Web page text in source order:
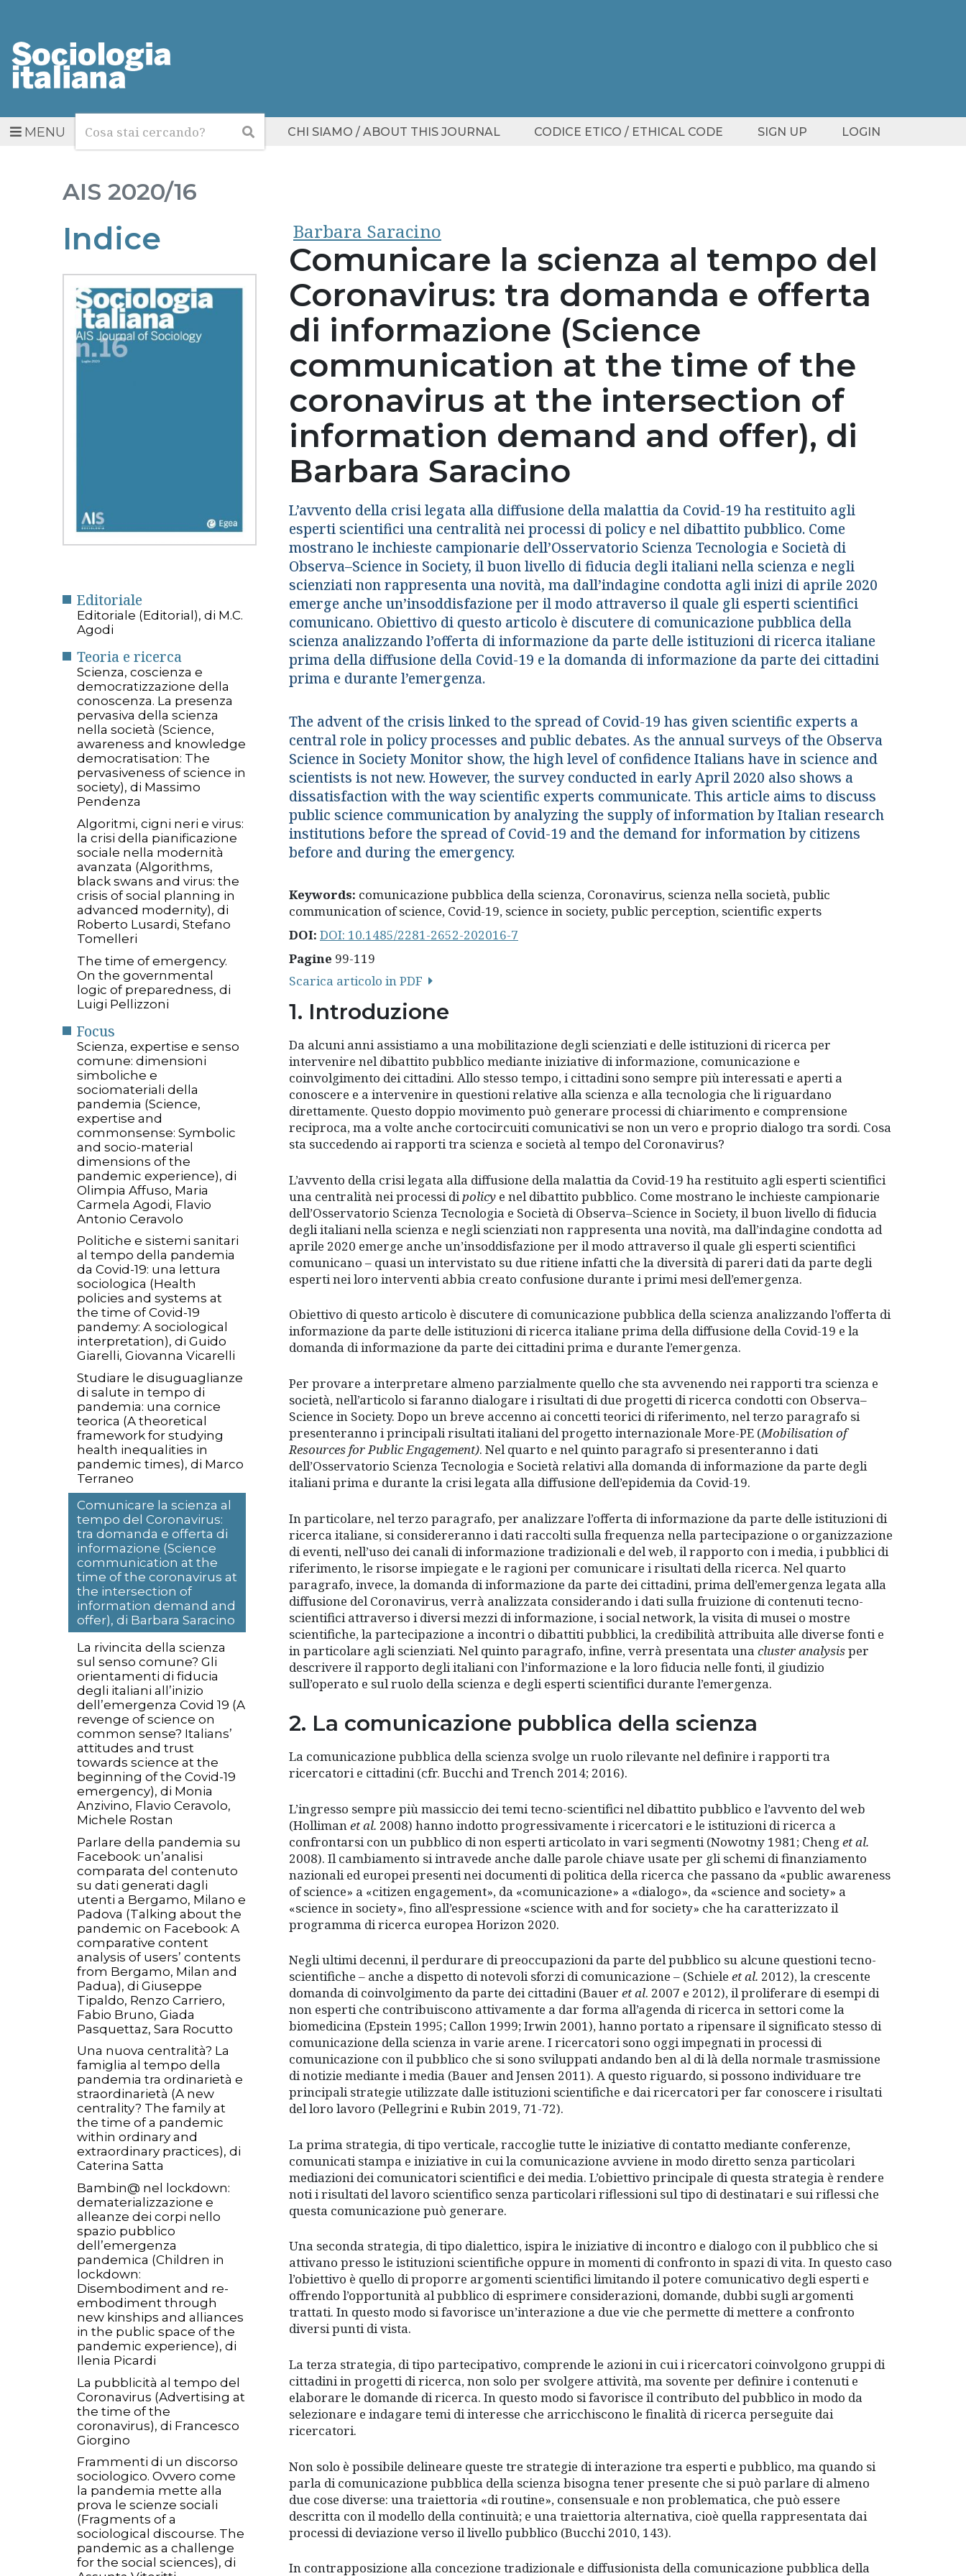
MENUCerca Cerca CHI SIAMO / ABOUT THIS JOURNAL CODICE ETICO / ETHICAL CODE SIGN UP LOGIN
AIS 2020/16
Indice
Editoriale
Editoriale (Editorial), di M.C.
Agodi
Teoria e ricerca
Scienza, coscienza e
democratizzazione della
conoscenza. La presenza
pervasiva della scienza
nella società (Science,
awareness and knowledge
democratisation: The
pervasiveness of science in
society), di Massimo
Pendenza
Algoritmi, cigni neri e virus:
la crisi della pianificazione
sociale nella modernità
avanzata (Algorithms,
black swans and virus: the
crisis of social planning in
advanced modernity), di
Roberto Lusardi, Stefano
Tomelleri
The time of emergency.
On the governmental
logic of preparedness, di
Luigi Pellizzoni
Focus
Scienza, expertise e senso
comune: dimensioni
simboliche e
sociomateriali della
pandemia (Science,
expertise and
commonsense: Symbolic
and socio-material
dimensions of the
pandemic experience), di
Olimpia Affuso, Maria
Carmela Agodi, Flavio
Antonio Ceravolo
Politiche e sistemi sanitari
al tempo della pandemia
da Covid-19: una lettura
sociologica (Health
policies and systems at
the time of Covid-19
pandemy: A sociological
interpretation), di Guido
Giarelli, Giovanna Vicarelli
Studiare le disuguaglianze
di salute in tempo di
pandemia: una cornice
teorica (A theoretical
framework for studying
health inequalities in
pandemic times), di Marco
Terraneo
Comunicare la scienza al
tempo del Coronavirus:
tra domanda e offerta di
informazione (Science
communication at the
time of the coronavirus at
the intersection of
information demand and
offer), di Barbara Saracino
La rivincita della scienza
sul senso comune? Gli
orientamenti di fiducia
degli italiani all’inizio
dell’emergenza Covid 19 (A
revenge of science on
common sense? Italians’
attitudes and trust
towards science at the
beginning of the Covid-19
emergency), di Monia
Anzivino, Flavio Ceravolo,
Michele Rostan
Parlare della pandemia su
Facebook: un’analisi
comparata del contenuto
su dati generati dagli
utenti a Bergamo, Milano e
Padova (Talking about the
pandemic on Facebook: A
comparative content
analysis of users’ contents
from Bergamo, Milan and
Padua), di Giuseppe
Tipaldo, Renzo Carriero,
Fabio Bruno, Giada
Pasquettaz, Sara Rocutto
Una nuova centralità? La
famiglia al tempo della
pandemia tra ordinarietà e
straordinarietà (A new
centrality? The family at
the time of a pandemic
within ordinary and
extraordinary practices), di
Caterina Satta
Bambin@ nel lockdown:
dematerializzazione e
alleanze dei corpi nello
spazio pubblico
dell’emergenza
pandemica (Children in
lockdown:
Disembodiment and re-
embodiment through
new kinships and alliances
in the public space of the
pandemic experience), di
Ilenia Picardi
La pubblicità al tempo del
Coronavirus (Advertising at
the time of the
coronavirus), di Francesco
Giorgino
Frammenti di un discorso
sociologico. Ovvero come
la pandemia mette alla
prova le scienze sociali
(Fragments of a
sociological discourse. The
pandemic as a challenge
for the social sciences), di
Barbara Saracino
Comunicare la scienza al tempo del
Coronavirus: tra domanda e offerta
di informazione (Science
communication at the time of the
coronavirus at the intersection of
information demand and offer), di
Barbara Saracino
L’avvento della crisi legata alla diffusione della malattia da Covid-19 ha restituito agli
esperti scientifici una centralità nei processi di policy e nel dibattito pubblico. Come
mostrano le inchieste campionarie dell’Osservatorio Scienza Tecnologia e Società di
Observa–Science in Society, il buon livello di fiducia degli italiani nella scienza e negli
scienziati non rappresenta una novità, ma dall’indagine condotta agli inizi di aprile 2020
emerge anche un’insoddisfazione per il modo attraverso il quale gli esperti scientifici
comunicano. Obiettivo di questo articolo è discutere di comunicazione pubblica della
scienza analizzando l’offerta di informazione da parte delle istituzioni di ricerca italiane
prima della diffusione della Covid-19 e la domanda di informazione da parte dei cittadini
prima e durante l’emergenza.
The advent of the crisis linked to the spread of Covid-19 has given scientific experts a
central role in policy processes and public debates. As the annual surveys of the Observa
Science in Society Monitor show, the high level of confidence Italians have in science and
scientists is not new. However, the survey conducted in early April 2020 also shows a
dissatisfaction with the way scientific experts communicate. This article aims to discuss
public science communication by analyzing the supply of information by Italian research
institutions before the spread of Covid-19 and the demand for information by citizens
before and during the emergency.
Keywords: comunicazione pubblica della scienza, Coronavirus, scienza nella società, public
communication of science, Covid-19, science in society, public perception, scientific experts
DOI: DOI: 10.1485/2281-2652-202016-7
Pagine 99-119
Scarica articolo in PDF
1. Introduzione
Da alcuni anni assistiamo a una mobilitazione degli scienziati e delle istituzioni di ricerca per
intervenire nel dibattito pubblico mediante iniziative di informazione, comunicazione e
coinvolgimento dei cittadini. Allo stesso tempo, i cittadini sono sempre più interessati e aperti a
conoscere e a intervenire in questioni relative alla scienza e alla tecnologia che li riguardano
direttamente. Questo doppio movimento può generare processi di chiarimento e comprensione
reciproca, ma a volte anche cortocircuiti comunicativi se non un vero e proprio dialogo tra sordi. Cosa
sta succedendo ai rapporti tra scienza e società al tempo del Coronavirus?
L’avvento della crisi legata alla diffusione della malattia da Covid-19 ha restituito agli esperti scientifici
una centralità nei processi dipolicy e nel dibattito pubblico. Come mostrano le inchieste campionarie
dell’Osservatorio Scienza Tecnologia e Società di Observa–Science in Society, il buon livello di fiducia
degli italiani nella scienza e negli scienziati non rappresenta una novità, ma dall’indagine condotta ad
aprile 2020 emerge anche un’insoddisfazione per il modo attraverso il quale gli esperti scientifici
comunicano – quasi un intervistato su due ritiene infatti che la diversità di pareri dati da parte degli
esperti nei loro interventi abbia creato confusione durante i primi mesi dell’emergenza.
Obiettivo di questo articolo è discutere di comunicazione pubblica della scienza analizzando l’offerta di
informazione da parte delle istituzioni di ricerca italiane prima della diffusione della Covid-19 e la
domanda di informazione da parte dei cittadini prima e durante l’emergenza.
Per provare a interpretare almeno parzialmente quello che sta avvenendo nei rapporti tra scienza e
società, nell’articolo si faranno dialogare i risultati di due progetti di ricerca condotti con Observa–
Science in Society. Dopo un breve accenno ai concetti teorici di riferimento, nel terzo paragrafo si
presenteranno i principali risultati italiani del progetto internazionale More-PE (Mobilisation of
Resources for Public Engagement). Nel quarto e nel quinto paragrafo si presenteranno i dati
dell’Osservatorio Scienza Tecnologia e Società relativi alla domanda di informazione da parte degli
italiani prima e durante la crisi legata alla diffusione dell’epidemia da Covid-19.
In particolare, nel terzo paragrafo, per analizzare l’offerta di informazione da parte delle istituzioni di
ricerca italiane, si considereranno i dati raccolti sulla frequenza nella partecipazione o organizzazione
di eventi, nell’uso dei canali di informazione tradizionali e del web, il rapporto con i media, i pubblici di
riferimento, le risorse impiegate e le ragioni per comunicare i risultati della ricerca. Nel quarto
paragrafo, invece, la domanda di informazione da parte dei cittadini, prima dell’emergenza legata alla
diffusione del Coronavirus, verrà analizzata considerando i dati sulla fruizione di contenuti tecno-
scientifici attraverso i diversi mezzi di informazione, i social network, la visita di musei o mostre
scientifiche, la partecipazione a incontri o dibattiti pubblici, la credibilità attribuita alle diverse fonti e
in particolare agli scienziati. Nel quinto paragrafo, infine, verrà presentata una cluster analysisper
descrivere il rapporto degli italiani con l’informazione e la loro fiducia nelle fonti, il giudizio
sull’operato e sul ruolo della scienza e degli esperti scientifici durante l’emergenza.
2. La comunicazione pubblica della scienza
La comunicazione pubblica della scienza svolge un ruolo rilevante nel definire i rapporti tra
ricercatori e cittadini (cfr. Bucchi and Trench 2014; 2016).
L’ingresso sempre più massiccio dei temi tecno-scientifici nel dibattito pubblico e l’avvento del web
(Hollimanet al. 2008) hanno indotto progressivamente i ricercatori e le istituzioni di ricerca a
confrontarsi con un pubblico di non esperti articolato in vari segmenti (Nowotny 1981; Chenget al.
2008). Il cambiamento si intravede anche dalle parole chiave usate per gli schemi di finanziamento
nazionali ed europei presenti nei documenti di politica della ricerca che passano da «public awareness
of science» a «citizen engagement», da «comunicazione» a «dialogo», da «science and society» a
«science in society», fino all’espressione «science with and for society» che ha caratterizzato il
programma di ricerca europea Horizon 2020.
Negli ultimi decenni, il perdurare di preoccupazioni da parte del pubblico su alcune questioni tecno-
scientifiche – anche a dispetto di notevoli sforzi di comunicazione – (Schiele et al. 2012), la crescente
domanda di coinvolgimento da parte dei cittadini (Bauer et al. 2007 e 2012), il proliferare di esempi di
non esperti che contribuiscono attivamente a dar forma all’agenda di ricerca in settori come la
biomedicina (Epstein 1995; Callon 1999; Irwin 2001), hanno portato a ripensare il significato stesso di
comunicazione della scienza in varie arene. I ricercatori sono oggi impegnati in processi di
comunicazione con il pubblico che si sono sviluppati andando ben al di là della normale trasmissione
di notizie mediante i media (Bauer and Jensen 2011). A questo riguardo, si possono individuare tre
principali strategie utilizzate dalle istituzioni scientifiche e dai ricercatori per far conoscere i risultati
del loro lavoro (Pellegrini e Rubin 2019, 71-72).
La prima strategia, di tipo verticale, raccoglie tutte le iniziative di contatto mediante conferenze,
comunicati stampa e iniziative in cui la comunicazione avviene in modo diretto senza particolari
mediazioni dei comunicatori scientifici e dei media. L’obiettivo principale di questa strategia è rendere
noti i risultati del lavoro scientifico senza particolari riflessioni sul tipo di destinatari e sui riflessi che
questa comunicazione può generare.
Una seconda strategia, di tipo dialettico, ispira le iniziative di incontro e dialogo con il pubblico che si
attivano presso le istituzioni scientifiche oppure in momenti di confronto in spazi di vita. In questo caso
l’obiettivo è quello di proporre argomenti scientifici limitando il potere comunicativo degli esperti e
offrendo l’opportunità al pubblico di esprimere considerazioni, domande, dubbi sugli argomenti
trattati. In questo modo si favorisce un’interazione a due vie che permette di mettere a confronto
diversi punti di vista.
La terza strategia, di tipo partecipativo, comprende le azioni in cui i ricercatori coinvolgono gruppi di
cittadini in progetti di ricerca, non solo per svolgere attività, ma sovente per definire i contenuti e
elaborare le domande di ricerca. In questo modo si favorisce il contributo del pubblico in modo da
selezionare e indagare temi di interesse che arricchiscono le finalità di ricerca perseguite dai
ricercatori.
Non solo è possibile delineare queste tre strategie di interazione tra esperti e pubblico, ma quando si
parla di comunicazione pubblica della scienza bisogna tener presente che si può parlare di almeno
due cose diverse: una traiettoria «di routine», consensuale e non problematica, che può essere
descritta con il modello della continuità; e una traiettoria alternativa, cioè quella rappresentata dai
processi di deviazione verso il livello pubblico (Bucchi 2010, 143).
In contrapposizione alla concezione tradizionale e diffusionista della comunicazione pubblica della